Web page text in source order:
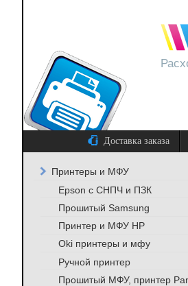
Доставка заказа
Принтеры и МФУ
Epson с СНПЧ и ПЗК
Прошитый Samsung
Принтер и МФУ HP
Oki принтеры и мфу
Ручной принтер
Прошитый МФУ, принтер